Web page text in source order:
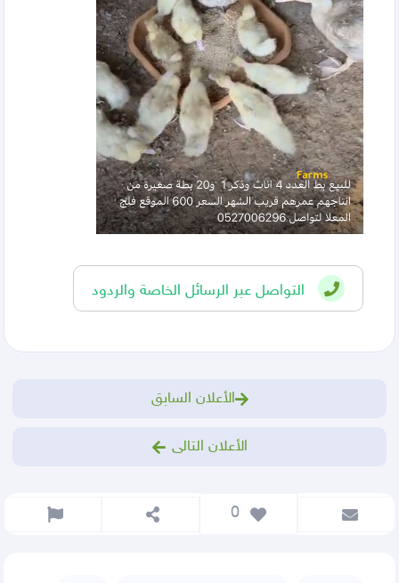
التواصل عبر الرسائل الخاصة والردود
الأعلان السابق
الأعلان التالى